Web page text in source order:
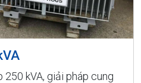
kVA, giải pháp cung